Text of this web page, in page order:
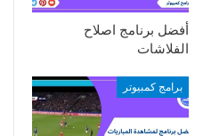
أفضل برنامج اصلاح
الفلاشات
برامج كمبيوتر